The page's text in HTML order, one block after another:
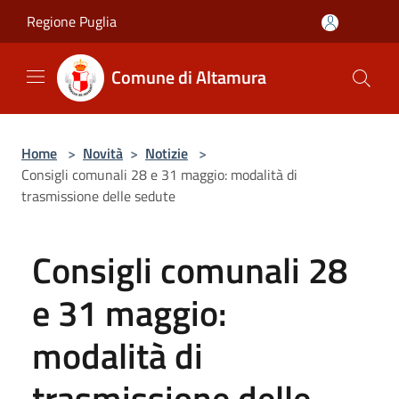
Regione Puglia
Comune di Altamura
Home > Novità > Notizie >
Consigli comunali 28 e 31 maggio: modalità di
trasmissione delle sedute
Consigli comunali 28
e 31 maggio:
modalità di